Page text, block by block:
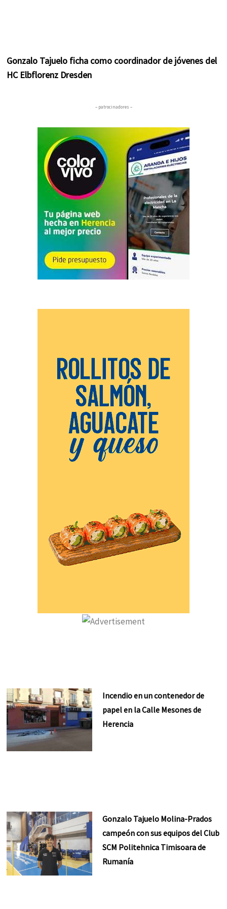
Gonzalo Tajuelo ficha como coordinador de jóvenes del
HC Elbflorenz Dresden
– patrocinadores –
Incendio en un contenedor de
papel en la Calle Mesones de
Herencia
Gonzalo Tajuelo Molina-Prados
campeón con sus equipos del Club
SCM Politehnica Timisoara de
Rumanía